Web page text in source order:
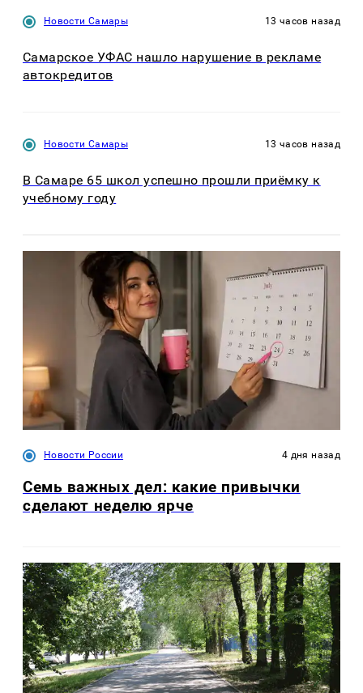
Новости Самары 13 часов назад
Самарское УФАС нашло нарушение в рекламе
автокредитов
Новости Самары 13 часов назад
В Самаре 65 школ успешно прошли приёмку к
учебному году
Новости России 4 дня назад
Семь важных дел: какие привычки
сделают неделю ярче